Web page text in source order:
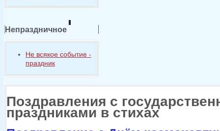
Непраздничное
Не всякое событие -
праздник
Поздравления с
праздниками в стихах